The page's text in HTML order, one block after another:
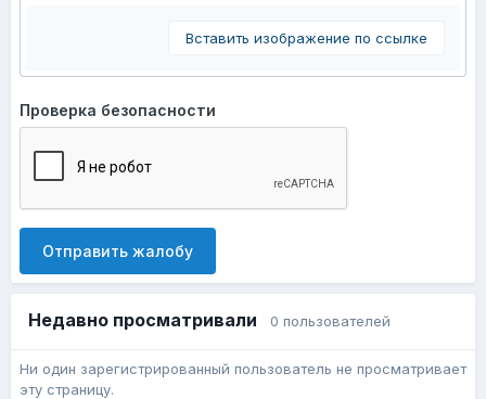
Вставить изображение по ссылке
Проверка безопасности
Отправить жалобу
Недавно просматривали 0 пользователей
Ни один зарегистрированный пользователь не просматривает
эту страницу.